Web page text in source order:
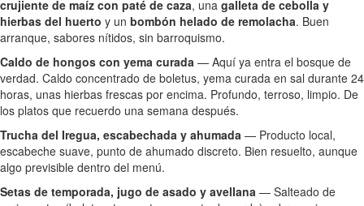
crujiente de maíz con paté de caza, una galleta de cebolla y
hierbas del huerto y un bombón helado de remolacha. Buen
arranque, sabores nítidos, sin barroquismo.
Caldo de hongos con yema curada — Aquí ya entra el bosque de
verdad. Caldo concentrado de boletus, yema curada en sal durante 24
horas, unas hierbas frescas por encima. Profundo, terroso, limpio. De
los platos que recuerdo una semana después.
Trucha del Iregua, escabechada y ahumada — Producto local,
escabeche suave, punto de ahumado discreto. Bien resuelto, aunque
algo previsible dentro del menú.
Setas de temporada, jugo de asado y avellana — Salteado de